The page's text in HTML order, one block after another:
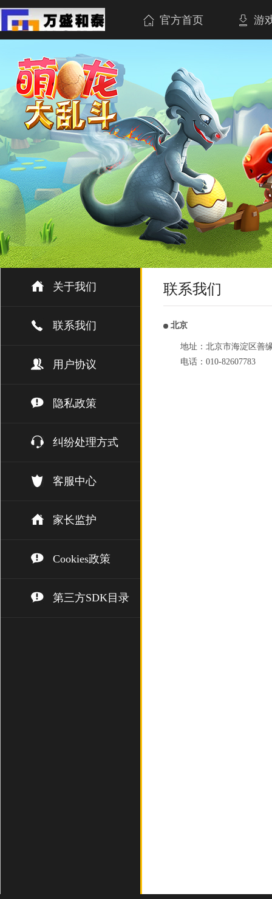
官方首页 游
关于我们
联系我们
用户协议
隐私政策
纠纷处理方式
客服中心
家长监护
Cookies政策
第三方SDK目录
联系我们
北京
地址：北京市海淀区善
电话：010-82607783